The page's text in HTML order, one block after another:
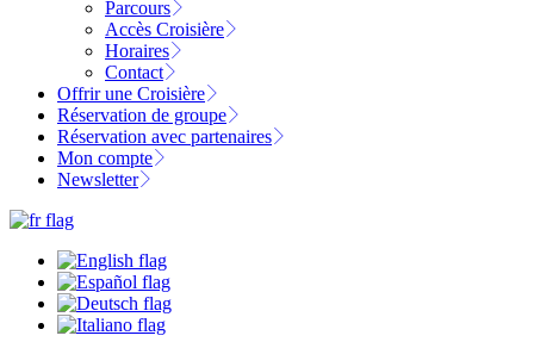
Parcours
Accès Croisière
Horaires
Contact
Offrir une Croisière
Réservation de groupe
Réservation avec partenaires
Mon compte
Newsletter